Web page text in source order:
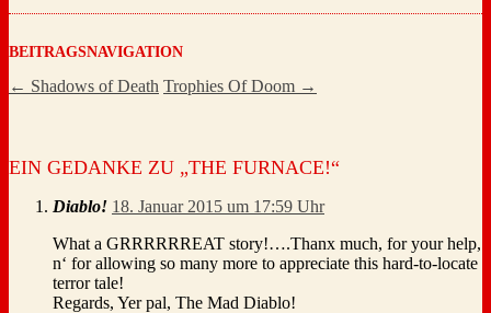
BEITRAGSNAVIGATION
← Shadows of Death Trophies Of Doom →
EIN GEDANKE ZU „THE FURNACE!“
Diablo! 18. Januar 2015 um 17:59 Uhr
What a GRRRRRREAT story!….Thanx much, for your help,
n‘ for allowing so many more to appreciate this hard-to-locate
terror tale!
Regards, Yer pal, The Mad Diablo!